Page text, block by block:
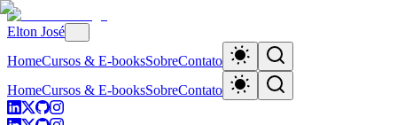
Elton José
HomeCursos & E-booksSobreContato
HomeCursos & E-booksSobreContato